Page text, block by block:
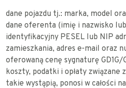
dane pojazdu tj.: marka, model
dane oferenta (imię i nazwisko
identyfikacyjny PESEL lub NIP
zamieszkania, adres e-mail oraz
oferowaną cenę sygnaturę
koszty, podatki i opłaty związane
takie wystąpią, ponosi w całości